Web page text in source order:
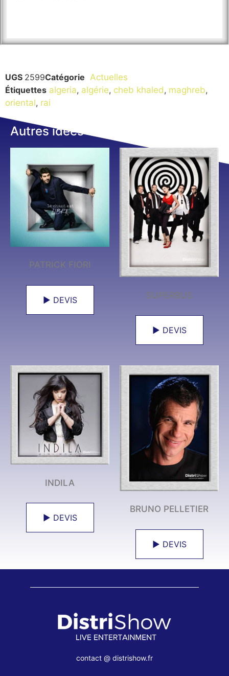
UGS 2599Catégorie Actuelles
Étiquettes algeria, algérie, cheb khaled, maghreb,
oriental, rai
Autres idées
PATRICK FIORI
► DEVIS SUPERBUS
► DEVIS
INDILA
► DEVIS
BRUNO PELLETIER
► DEVIS
contact @ distrishow.fr